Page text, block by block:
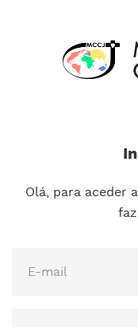
Olá, para aceder